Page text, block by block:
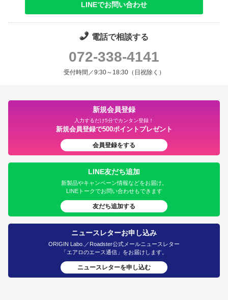
LINEでお問い合わせ
電話で相談する
072-338-4141
受付時間／9:30～18:30（日祝除く）
新規会員登録
入力するだけ5分でカンタン登録！
新規会員登録で500ポイントプレゼント
会員登録をする
LINE友だち追加
新製品やキャンペーン情報などをお届け。
LINEトークでお問い合わせもできます
友だち追加する
ニュースレターお申し込み
ORIGIN Labo.／Roadster公式メールニュースレター
「エアロのエース通信」をお届けします。
ニュースレターを申し込む